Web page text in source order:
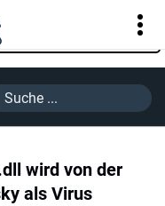
wird von der
als Virus